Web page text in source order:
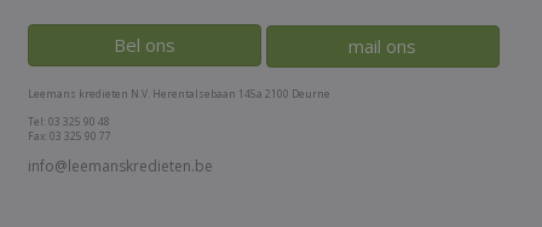
Bel ons mail ons
Leemans kredieten N.V. Herentalsebaan 145a 2100 Deurne
Tel: 03 325 90 48
Fax: 03 325 90 77
info@leemanskredieten.be